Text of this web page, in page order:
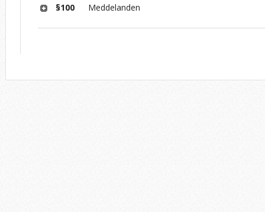
§100 Meddelanden